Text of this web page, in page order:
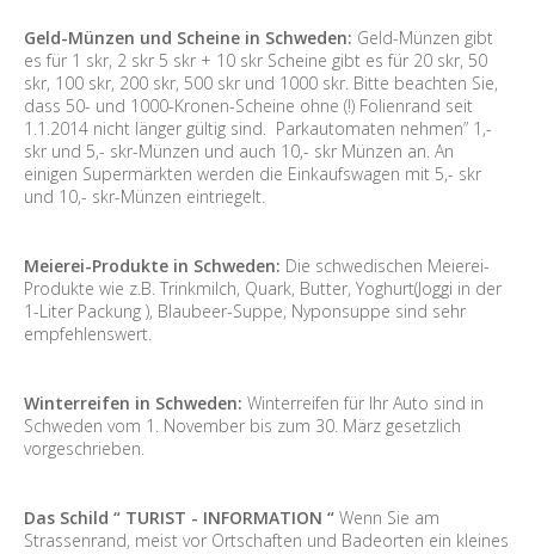
Geld-Münzen und Scheine in Schweden: Geld-Münzen gibt
es für 1 skr, 2 skr 5 skr + 10 skr Scheine gibt es für 20 skr, 50
skr, 100 skr, 200 skr, 500 skr und 1000 skr. Bitte beachten Sie,
dass 50- und 1000-Kronen-Scheine ohne (!) Folienrand seit
1.1.2014 nicht länger gültig sind. Parkautomaten nehmen” 1,-
skr und 5,- skr-Münzen und auch 10,- skr Münzen an. An
einigen Supermärkten werden die Einkaufswagen mit 5,- skr
und 10,- skr-Münzen eintriegelt.
Meierei-Produkte in Schweden: Die schwedischen Meierei-
Produkte wie z.B. Trinkmilch, Quark, Butter, Yoghurt(Joggi in der
1-Liter Packung ), Blaubeer-Suppe, Nyponsuppe sind sehr
empfehlenswert.
Winterreifen in Schweden: Winterreifen für Ihr Auto sind in
Schweden vom 1. November bis zum 30. März gesetzlich
vorgeschrieben.
Das Schild “ TURIST - INFORMATION “ Wenn Sie am
Strassenrand, meist vor Ortschaften und Badeorten ein kleines